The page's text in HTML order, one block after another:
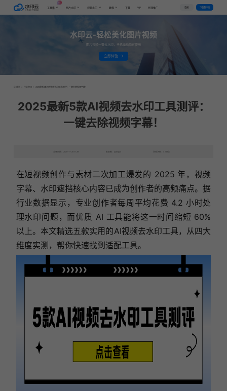
工具集
AI
图片水印 视频水印 教程 下载 VIP 代理推广 登录 下载客户端
水印云-轻松美化图片视频
图片视频一键去水印，手机电脑均可使用
立即体验
首页 > 行业资讯 > 2025最新5款AI视频去水印工具测评：一键去除视频字幕！
2025最新5款AI视频去水印工具测评：
一键去除视频字幕！
发布日期：2025-11-20 11:29 发表者：qianqian 浏览次数：4162次
在短视频创作与素材二次加工爆发的 2025 年，视频
字幕、水印遮挡核心内容已成为创作者的高频痛点。据
行业数据显示，专业创作者每周平均花费 4.2 小时处
理水印问题，而优质 AI 工具能将这一时间缩短 60%
以上。本文精选五款实用的AI视频去水印工具，从四大
维度实测，帮你快速找到适配工具。